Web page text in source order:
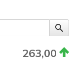
263,00